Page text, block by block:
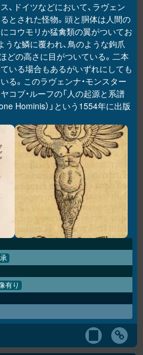
、ドイツなどにおいて、ラヴェン
るとされた怪物。頭と胴体は人間の
コウモリか猛禽類の翼がついてお
うな鱗に覆われ、鳥のような鉤爪
どの高さに目がついている。二本
いる場合もあるがいずれにしても
る。このラヴェンナ・モンスター
コブ・ルーフの「人の起源と系譜
Hominis）」という1554年に出版
有り